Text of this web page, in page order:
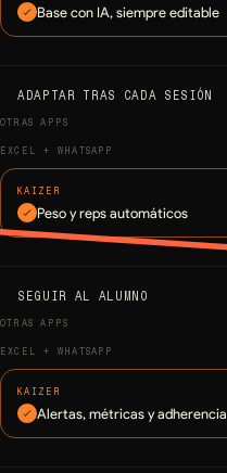
Base con IA, siempre editable
ADAPTAR TRAS CADA SESIÓN
Peso y reps automáticos
SEGUIR AL ALUMNO
Alertas, métricas y adherencia